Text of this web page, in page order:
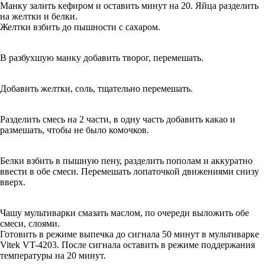
Манку залить кефиром и оставить минут на 20. Яйца разделить
на желтки и белки.
Желтки взбить до пышности с сахаром.
В разбухшую манку добавить творог, перемешать.
Добавить желтки, соль, тщательно перемешать.
Разделить смесь на 2 части, в одну часть добавить какао и
размешать, чтобы не было комочков.
Белки взбить в пышную пену, разделить пополам и аккуратно
ввести в обе смеси. Перемешать лопаточкой движениями снизу
вверх.
Чашу мультиварки смазать маслом, по очереди выложить обе
смеси, слоями.
Готовить в режиме выпечка до сигнала 50 минут в мультиварке
Vitek VT-4203. После сигнала оставить в режиме поддержания
температуры на 20 минут.